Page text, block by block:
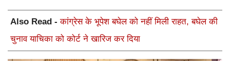
Also Read -कांग्रेस के भूपेश बघेल को नहीं मिली राहत, बघेल की
चुनाव याचिका को कोर्ट ने खारिज कर दिया